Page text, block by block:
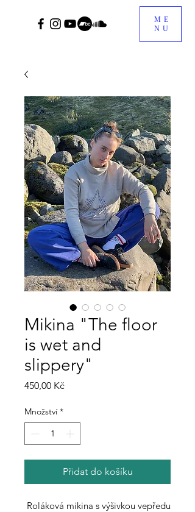
ME
NU
Mikina "The floor
is wet and
slippery"
450,00 KčCena
Množství *
Přidat do košíku
Roláková mikina s výšivkou vepředu